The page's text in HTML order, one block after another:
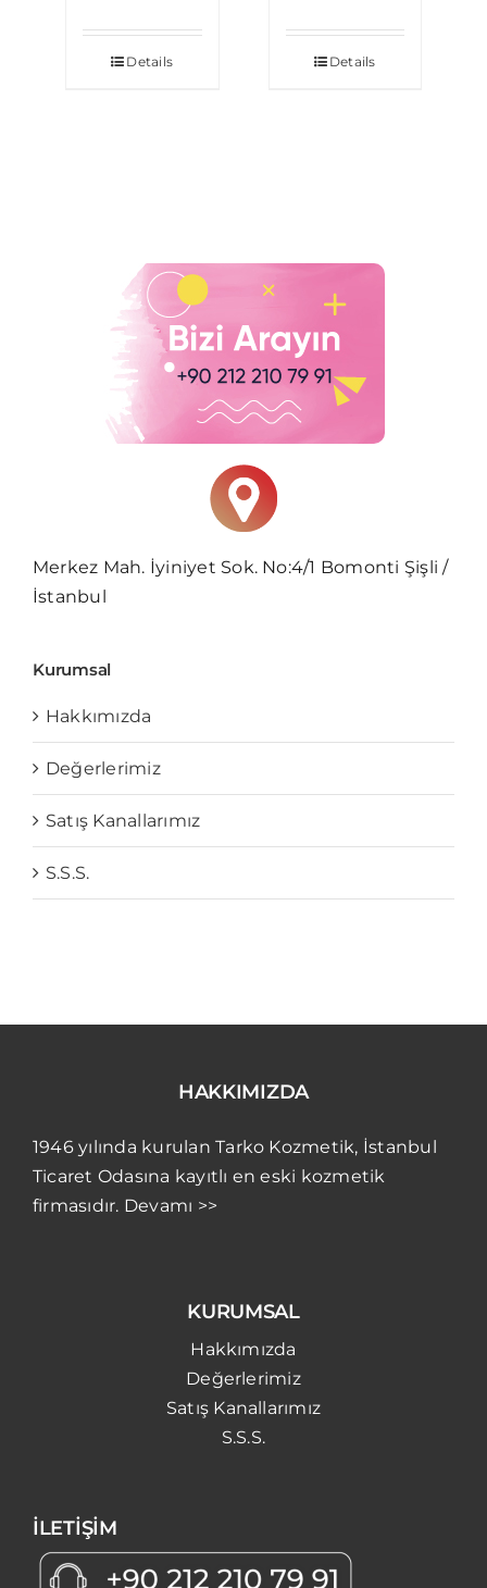
Details Details
Merkez Mah. İyiniyet Sok. No:4/1 Bomonti Şişli /
İstanbul
Kurumsal
Hakkımızda
Değerlerimiz
Satış Kanallarımız
S.S.S.
HAKKIMIZDA
1946 yılında kurulan Tarko Kozmetik, İstanbul
Ticaret Odasına kayıtlı en eski kozmetik
firmasıdır. Devamı >>
KURUMSAL
Hakkımızda
Değerlerimiz
Satış Kanallarımız
S.S.S.
İLETİŞİM